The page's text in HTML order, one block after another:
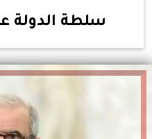
سلطة الدولة